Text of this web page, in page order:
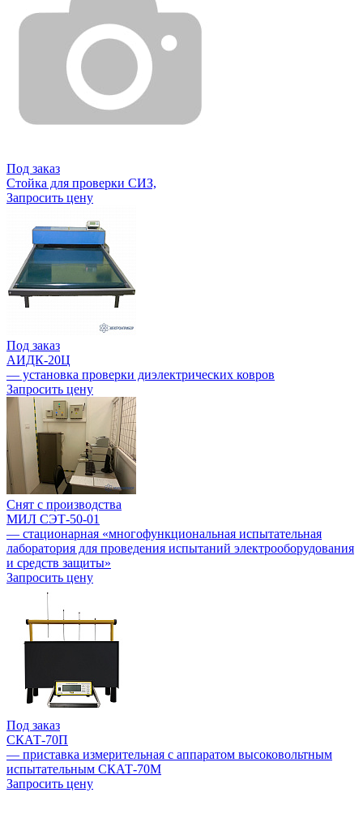
Под заказ
Стойка для проверки СИЗ,
Запросить цену
Под заказ
АИДК-20Ц
— установка проверки диэлектрических ковров
Запросить цену
Снят с производства
МИЛ СЭТ-50-01
— стационарная «многофункциональная испытательная
лаборатория для проведения испытаний электрооборудования
и средств защиты»
Запросить цену
Под заказ
СКАТ-70П
— приставка измерительная с аппаратом высоковольтным
испытательным СКАТ-70М
Запросить цену